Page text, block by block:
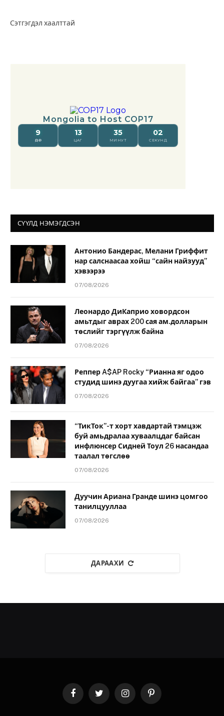
Сэтгэгдэл хаалттай
СҮҮЛД НЭМЭГДСЭН
Антонио Бандерас, Мелани Гриффит
нар салснаасаа хойш “сайн найзууд”
хэвээрээ
07/08/2026
Леонардо ДиКаприо ховордсон
амьтдыг аврах 200 сая ам.долларын
төслийг тэргүүлж байна
07/08/2026
Реппер A$AP Rocky “Рианна яг одоо
студид шинэ дуугаа хийж байгаа” гэв
07/08/2026
“ТикТок”-т хорт хавдартай тэмцэж
буй амьдралаа хуваалцдаг байсан
инфлюнсер Сидней Тоул 26 насандаа
таалал төгслөө
07/08/2026
Дуучин Ариана Гранде шинэ цомгоо
танилцууллаа
07/08/2026
ДАРААХИ
FacebookTwitter InstagramPinterest